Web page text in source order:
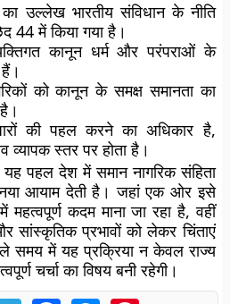
का उल्लेख भारतीय संविधान के नीति
44 में किया गया है।
कानून धर्म और परंपराओं के
को कानून के समक्ष समानता का
की पहल करने का अधिकार है,
व्यापक स्तर पर होता है।
पहल देश में समान नागरिक संहिता
आयाम देती है। जहां एक ओर इसे
महत्वपूर्ण कदम माना जा रहा है, वहीं
प्रभावों को लेकर चिंताएं
समय में यह प्रक्रिया न केवल राज्य
चर्चा का विषय बनी रहेगी।